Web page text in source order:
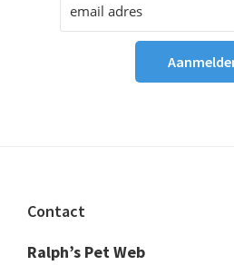
Footer
Contact
Ralph’s Pet Web